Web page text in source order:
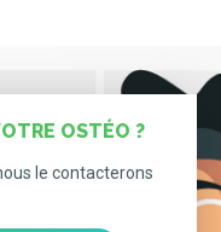
OSTÉO ?
le contacterons